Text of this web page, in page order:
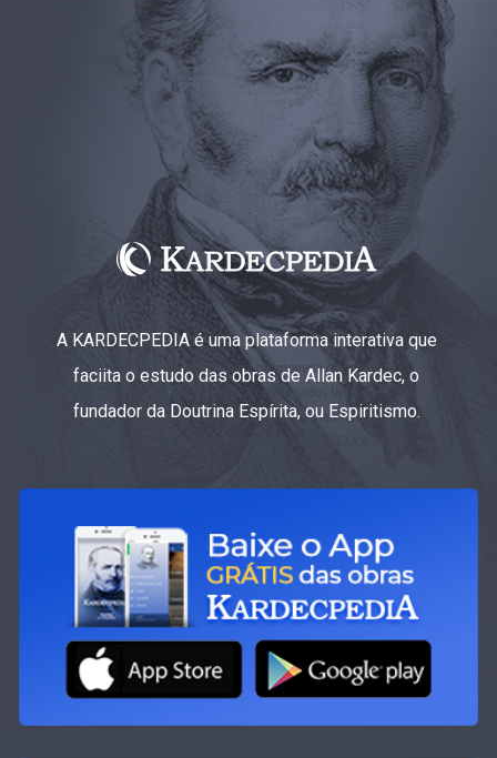
A KARDECPEDIA é uma plataforma interativa que
faciita o estudo das obras de Allan Kardec, o
fundador da Doutrina Espírita, ou Espiritismo.